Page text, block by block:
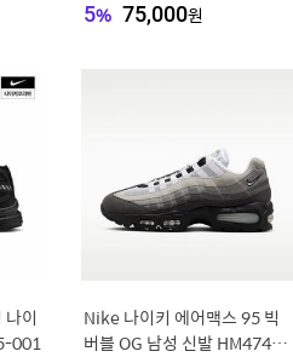
드화
5% 75,000원
이
001
Nike 나이키 에어맥스 95 빅
버블 OG 남성 신발 HM4740-